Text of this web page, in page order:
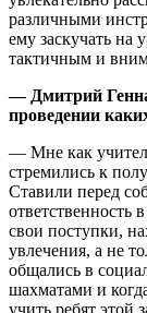
различными
ему заскучать на
тактичным и
— Дмитрий
проведении
— Мне как
стремились к
Ставили перед
ответственность
свои поступки,
увлечения, а не
общались в
шахматами и
учить ребят этой